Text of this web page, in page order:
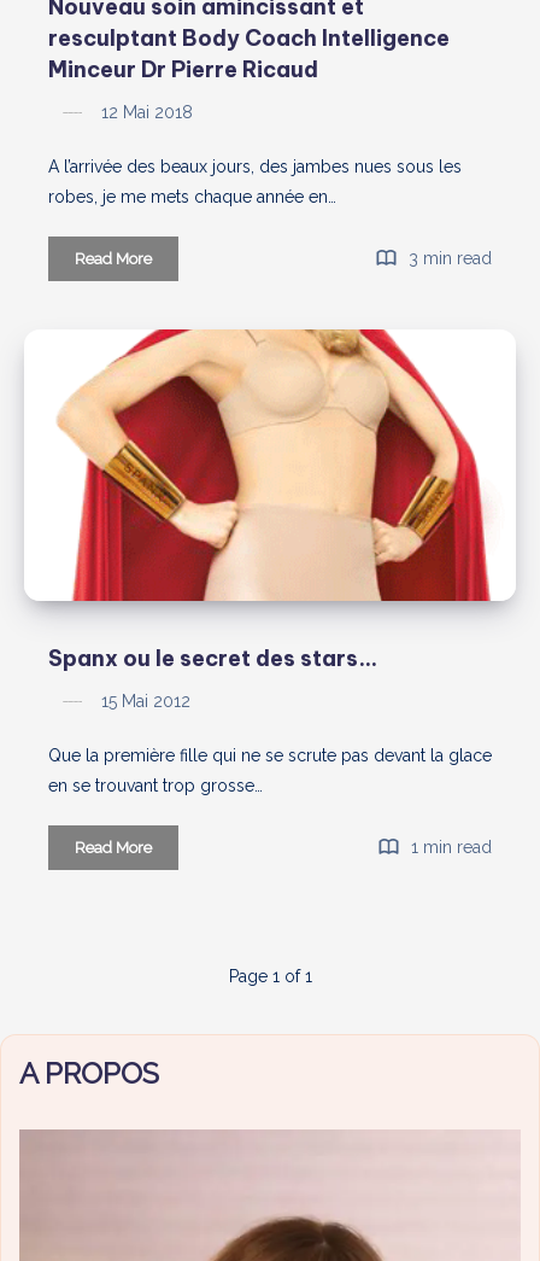
Nouveau soin amincissant et
resculptant Body Coach Intelligence
Minceur Dr Pierre Ricaud
12 Mai 2018
A l’arrivée des beaux jours, des jambes nues sous les
robes, je me mets chaque année en…
Read MoreNouveau
soin amincissant
resculptant
Body
Coach
Intelligence
Minceur
Dr
Pierre
Ricaud
3 min read
Spanx ou le secret des stars…
15 Mai 2012
Que la première fille qui ne se scrute pas devant la glace
en se trouvant trop grosse…
Read MoreSpanx
ou
1 min read
Page 1 of 1
A PROPOS